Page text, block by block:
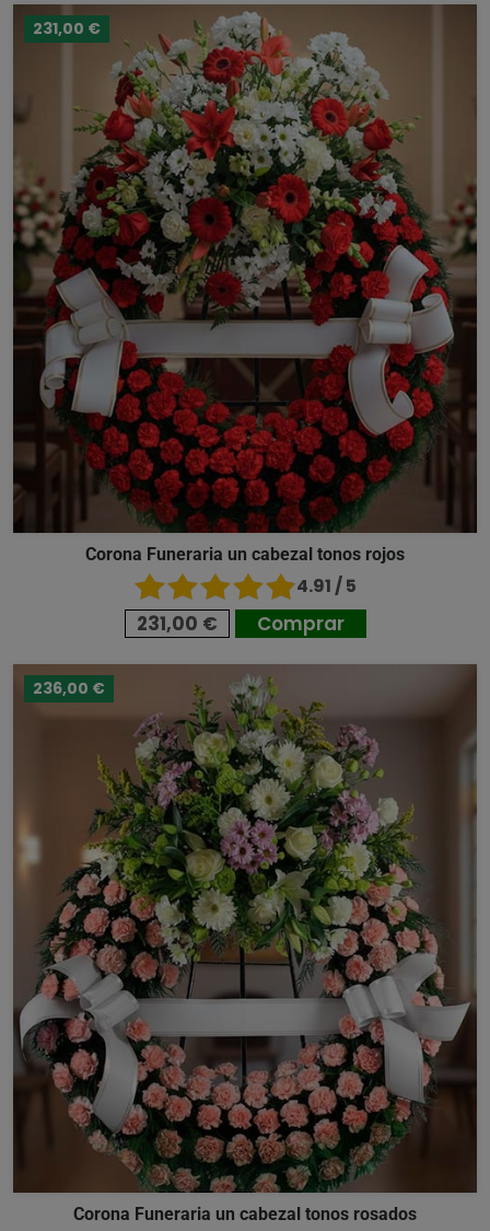
231,00 €
Corona Funeraria un cabezal tonos rojos
4.91 / 5
231,00 € Comprar
236,00 €
Corona Funeraria un cabezal tonos rosados